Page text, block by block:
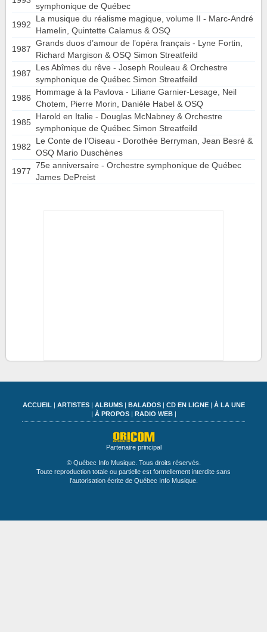
symphonique de Québec
1992
La musique du réalisme magique, volume II - Marc-André
Hamelin, Quintette Calamus & OSQ
1987
Grands duos d’amour de l’opéra français - Lyne Fortin,
Richard Margison & OSQ Simon Streatfeild
1987
Les Abîmes du rêve - Joseph Rouleau & Orchestre
symphonique de Québec Simon Streatfeild
1986
Hommage à la Pavlova - Liliane Garnier-Lesage, Neil
Chotem, Pierre Morin, Danièle Habel & OSQ
1985
Harold en Italie - Douglas McNabney & Orchestre
symphonique de Québec Simon Streatfeild
1982
Le Conte de l’Oiseau - Dorothée Berryman, Jean Besré &
OSQ Mario Duschènes
1977
75e anniversaire - Orchestre symphonique de Québec
James DePreist
ACCUEIL | ARTISTES| ALBUMS| BALADOS| CD EN LIGNE| À LA UNE
| À PROPOS| RADIO WEB|
Partenaire principal
© Québec Info Musique. Tous droits réservés.
Toute reproduction totale ou partielle est formellement interdite sans
l'autorisation écrite de Québec Info Musique.